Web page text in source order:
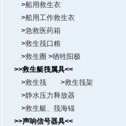
>船用救生衣
>船用工作救生衣
>急救医药箱
>救生筏口粮
>救生圈 >牺牲阳极
>>救生艇筏属具<<
>救生筏 >救生筏架
>静水压力释放器
>救生艇、筏海锚
>>声响信号器具<<